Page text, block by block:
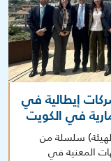
إيطالية في
في الكويت
سلسلة من
المعنية في